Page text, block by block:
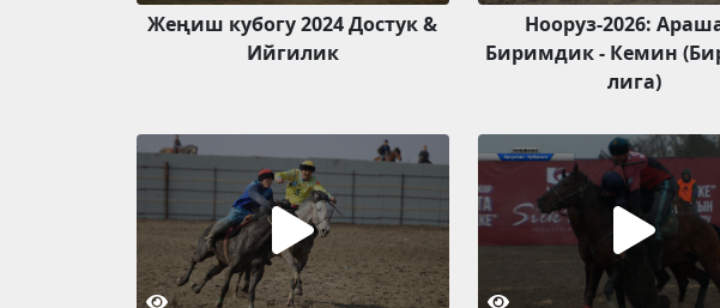
Жеңиш кубогу 2024 Достук &
Ийгилик
Нооруз-2026:
Биримдик - Кемин
лига)